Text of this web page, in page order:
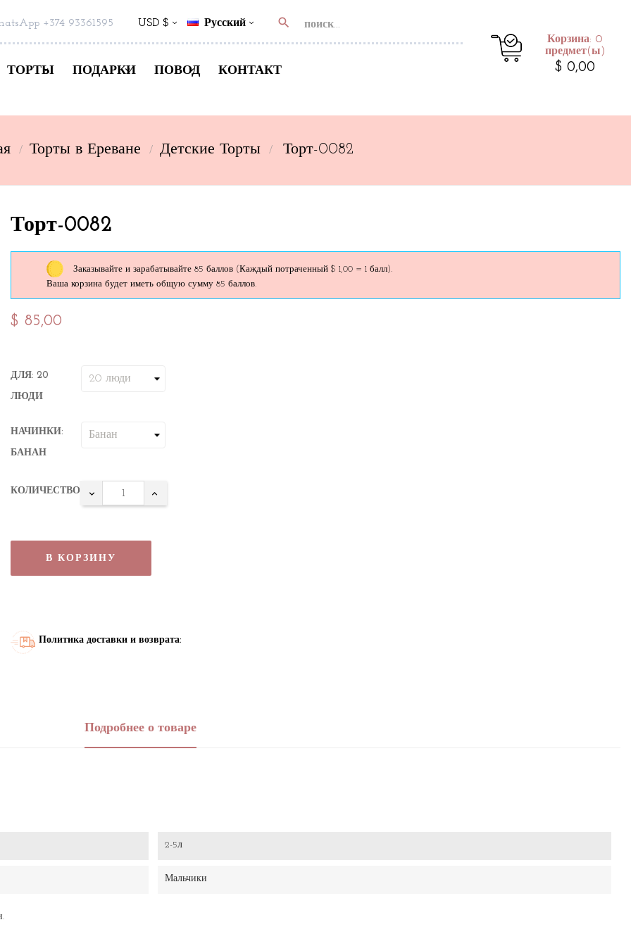
+374 93361595 USD $ Русский search
ТОРТЫ ПОДАРКИ ПОВОД КОНТАКТ
Корзина: 0
предмет(ы)
$ 0,00
Торты в Ереване Детские Торты Торт-0082
Торт-0082
Заказывайте и зарабатывайте 85 баллов (Каждый потраченный $ 1,00 = 1 балл).
Ваша корзина будет иметь общую сумму 85 баллов.
$ 85,00
ДЛЯ: 20
ЛЮДИ
НАЧИНКИ:
БАНАН
КОЛИЧЕСТВО
В КОРЗИНУ
Политика доставки и возврата:
Подробнее о товаре
2-5л
Мальчики